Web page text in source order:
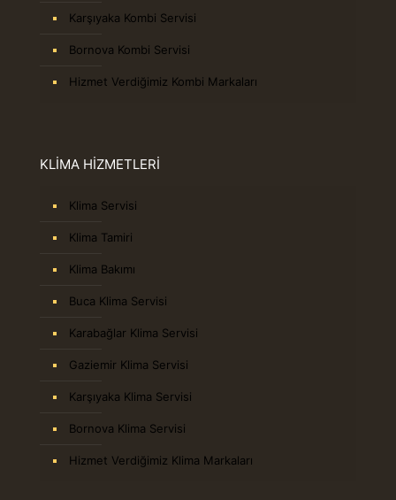
Karşıyaka Kombi Servisi
Bornova Kombi Servisi
Hizmet Verdiğimiz Kombi Markaları
KLİMA HİZMETLERİ
Klima Servisi
Klima Tamiri
Klima Bakımı
Buca Klima Servisi
Karabağlar Klima Servisi
Gaziemir Klima Servisi
Karşıyaka Klima Servisi
Bornova Klima Servisi
Hizmet Verdiğimiz Klima Markaları